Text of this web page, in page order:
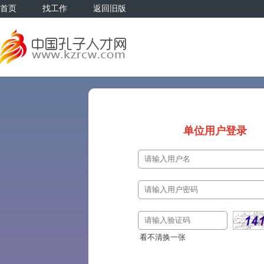
首页 找工作 返回旧版
单位用户登录
看不清换一张